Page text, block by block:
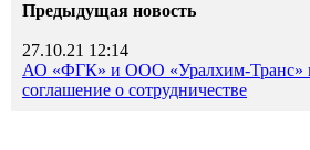
Предыдущая новость
27.10.21 12:14
АО «ФГК» и ООО «Уралхим-Транс»
соглашение о сотрудничестве